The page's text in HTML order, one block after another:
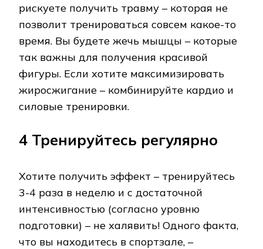
рискуете получить травму – которая не
позволит тренироваться совсем какое-то
время. Вы будете жечь мышцы – которые
так важны для получения красивой
фигуры. Если хотите максимизировать
жиросжигание – комбинируйте кардио и
силовые тренировки.
4 Тренируйтесь регулярно
Хотите получить эффект – тренируйтесь
3-4 раза в неделю и с достаточной
интенсивностью (согласно уровню
подготовки) – не халявить! Одного факта,
что вы находитесь в спортзале, –